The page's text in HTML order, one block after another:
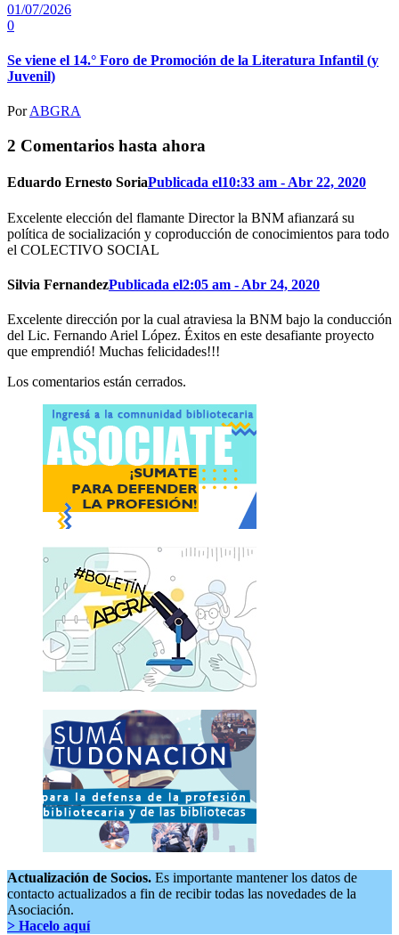
01/07/2026
0
Se viene el 14.° Foro de Promoción de la Literatura Infantil (y
Juvenil)
PorABGRA
2 Comentarios hasta ahora
Eduardo Ernesto SoriaPublicada el10:33 am - Abr 22, 2020
Excelente elección del flamante Director la BNM afianzará su
política de socialización y coproducción de conocimientos para todo
el COLECTIVO SOCIAL
Silvia FernandezPublicada el2:05 am - Abr 24, 2020
Excelente dirección por la cual atraviesa la BNM bajo la conducción
del Lic. Fernando Ariel López. Éxitos en este desafiante proyecto
que emprendió! Muchas felicidades!!!
Los comentarios están cerrados.
Actualización de Socios. Es importante mantener los datos de
contacto actualizados a fin de recibir todas las novedades de la
Asociación.
> Hacelo aquí